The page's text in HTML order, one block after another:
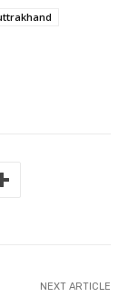
NEXT ARTICLE